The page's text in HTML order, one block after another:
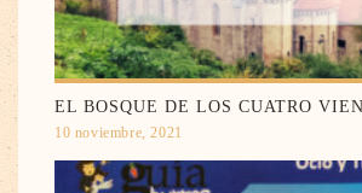
EL BOSQUE DE LOS CUATRO
10 noviembre, 2021